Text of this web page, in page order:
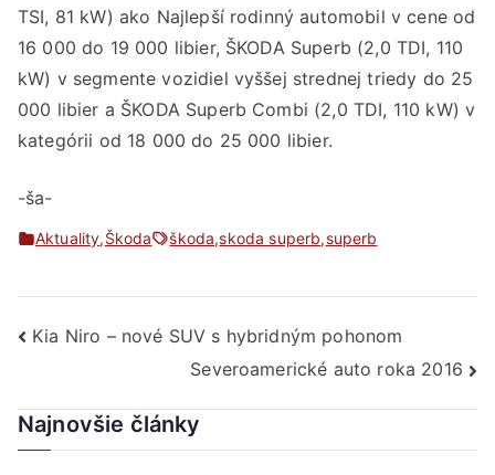
TSI, 81 kW) ako Najlepší rodinný automobil v cene od
16 000 do 19 000 libier, ŠKODA Superb (2,0 TDI, 110
kW) v segmente vozidiel vyššej strednej triedy do 25
000 libier a ŠKODA Superb Combi (2,0 TDI, 110 kW) v
kategórii od 18 000 do 25 000 libier.
-ša-
Aktuality,Škoda škoda,skoda superb,superb
Navigácia
článku
Kia Niro – nové SUV s hybridným pohonom
Severoamerické auto roka 2016
Najnovšie články